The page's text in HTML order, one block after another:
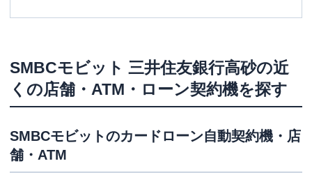
SMBCモビット 三井住友銀行高砂の近
くの店舗・ATM・ローン契約機を探す
SMBCモビットのカードローン自動契約機・店
舗・ATM